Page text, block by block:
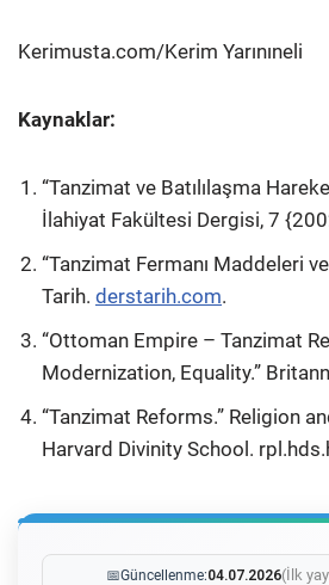
Kerimusta.com/Kerim Yarınıneli
Kaynaklar:
“Tanzimat ve Batılılaşma
İlahiyat Fakültesi Dergisi, 7
“Tanzimat Fermanı Maddeleri
Tarih. derstarih.com.
“Ottoman Empire – Tanzimat
Modernization, Equality.”
“Tanzimat Reforms.” Religion
Harvard Divinity School.
📅Güncellenme:04.07.2026(İlk